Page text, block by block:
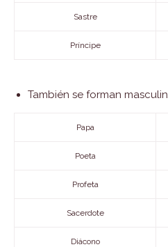
Sastre
Príncipe
También se forman
Papa
Poeta
Profeta
Sacerdote
Diácono